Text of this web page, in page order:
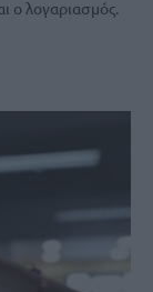
ο λογαριασμός.